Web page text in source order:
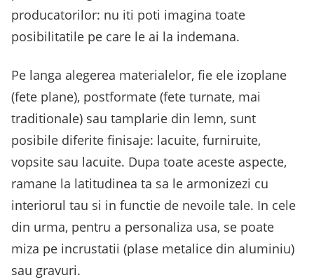
producatorilor: nu iti poti imagina toate
posibilitatile pe care le ai la indemana.
Pe langa alegerea materialelor, fie ele izoplane
(fete plane), postformate (fete turnate, mai
traditionale) sau tamplarie din lemn, sunt
posibile diferite finisaje: lacuite, furniruite,
vopsite sau lacuite. Dupa toate aceste aspecte,
ramane la latitudinea ta sa le armonizezi cu
interiorul tau si in functie de nevoile tale. In cele
din urma, pentru a personaliza usa, se poate
miza pe incrustatii (plase metalice din aluminiu)
sau gravuri.